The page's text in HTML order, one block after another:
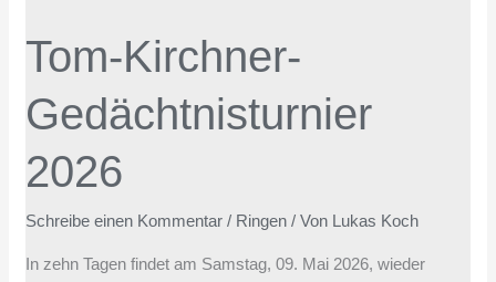
Tom-Kirchner-
Gedächtnisturnier
2026
Schreibe einen Kommentar / Ringen / Von Lukas Koch
In zehn Tagen findet am Samstag, 09. Mai 2026, wieder
Gedächtnisturnier
2026